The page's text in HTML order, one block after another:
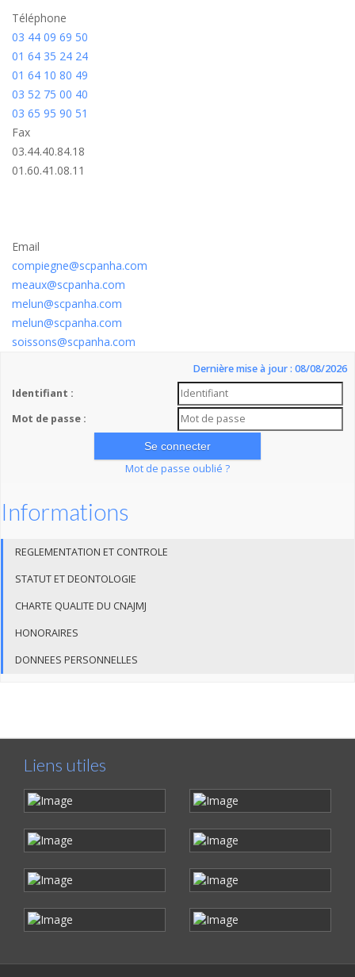
Téléphone
03 44 09 69 50
01 64 35 24 24
01 64 10 80 49
03 52 75 00 40
03 65 95 90 51
Fax
03.44.40.84.18
01.60.41.08.11
Email
compiegne@scpanha.com
meaux@scpanha.com
melun@scpanha.com
melun@scpanha.com
soissons@scpanha.com
Dernière mise à jour : 08/08/2026
Identifiant :
Mot de passe :
Mot de passe oublié ?
Informations
REGLEMENTATION ET CONTROLE
STATUT ET DEONTOLOGIE
CHARTE QUALITE DU CNAJMJ
HONORAIRES
DONNEES PERSONNELLES
Liens utiles